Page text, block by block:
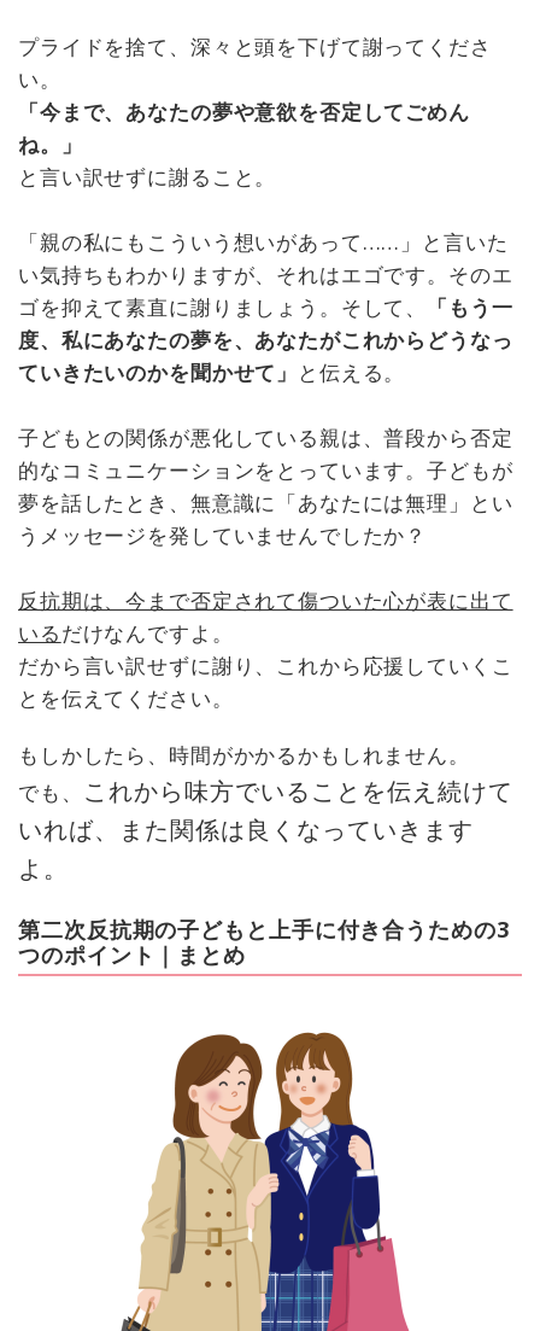
プライドを捨て、深々と頭を下げて謝ってくださ
い。
「今まで、あなたの夢や意欲を否定してごめん
ね。」
と言い訳せずに謝ること。
「親の私にもこういう想いがあって……」と言いた
い気持ちもわかりますが、それはエゴです。そのエ
ゴを抑えて素直に謝りましょう。そして、
「もう一
度、私にあなたの夢を、あなたがこれからどうなっ
ていきたいのかを聞かせて」 と伝える。
子どもとの関係が悪化している親は、普段から否定
的なコミュニケーションをとっています。子どもが
夢を話したとき、無意識に「あなたには無理」とい
うメッセージを発していませんでしたか？
反抗期は、今まで否定されて傷ついた心が表に出て
いるだけなんですよ。
だから言い訳せずに謝り、これから応援していくこ
とを伝えてください。
もしかしたら、時間がかかるかもしれません。
でも、
これから味方でいることを伝え続けて
いれば、また関係は良くなっていきます
よ。
第二次反抗期の子どもと上手に付き合うための3
つのポイント｜まとめ